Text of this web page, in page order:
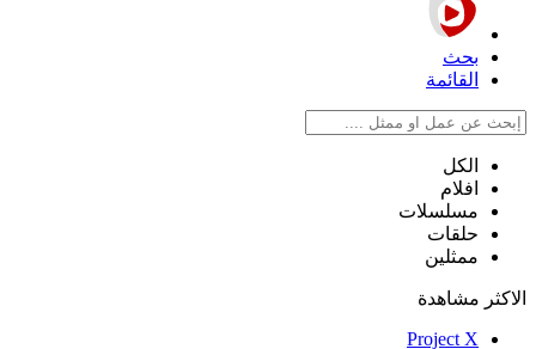
بحث
القائمة
الكل
افلام
مسلسلات
حلقات
ممثلين
الاكثر مشاهدة
Project X